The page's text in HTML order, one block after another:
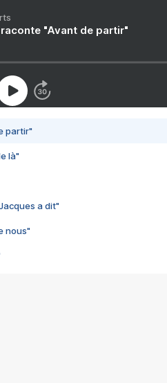
"Avant de partir"
partir"
là"
a dit"
nous"